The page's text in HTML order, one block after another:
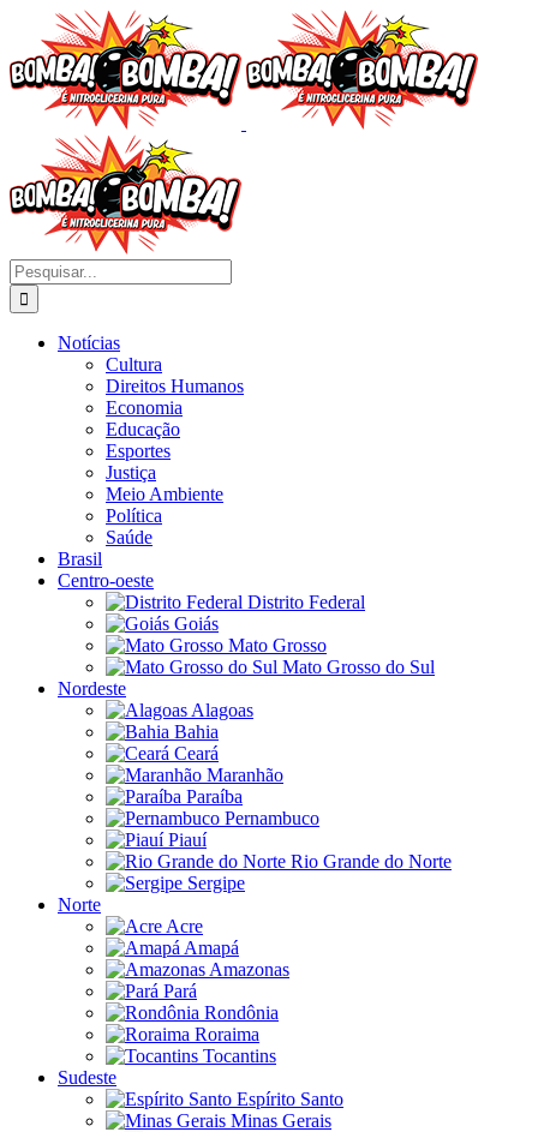
o
conteúdo
Buscar
resultados
para:
Notícias
Cultura
Direitos Humanos
Economia
Educação
Esportes
Justiça
Meio Ambiente
Política
Saúde
Brasil
Centro-oeste
Distrito Federal
Goiás
Mato Grosso
Mato Grosso do Sul
Nordeste
Alagoas
Bahia
Ceará
Maranhão
Paraíba
Pernambuco
Piauí
Rio Grande do Norte
Sergipe
Norte
Acre
Amapá
Amazonas
Pará
Rondônia
Roraima
Tocantins
Sudeste
Espírito Santo
Minas Gerais